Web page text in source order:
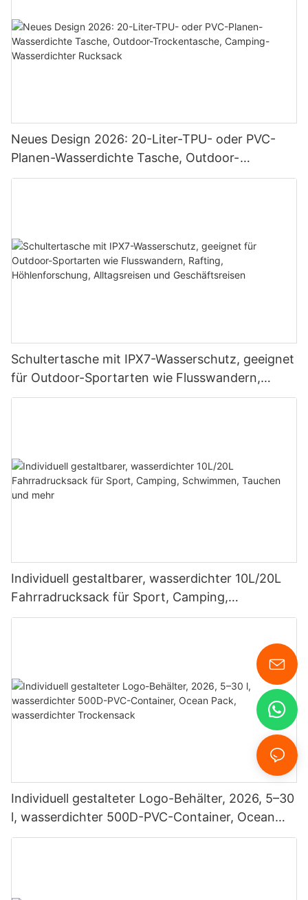
Neues Design 2026: 20-Liter-TPU- oder PVC-
Planen-Wasserdichte Tasche, Outdoor-
Trockentasche, Camping-Wasserdichter
Schultertasche mit IPX7-Wasserschutz, geeignet
für Outdoor-Sportarten wie Flusswandern,
Rafting, Höhlenforschung, Alltagsreisen und
Individuell gestaltbarer, wasserdichter 10L/20L
Fahrradrucksack für Sport, Camping,
Schwimmen, Tauchen und mehr
Individuell gestalteter Logo-Behälter, 2026, 5–30
l, wasserdichter 500D-PVC-Container, Ocean
Pack, wasserdichter Trockensack